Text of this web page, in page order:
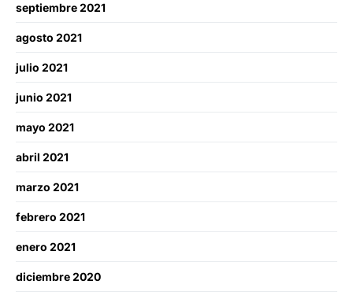
septiembre 2021
agosto 2021
julio 2021
junio 2021
mayo 2021
abril 2021
marzo 2021
febrero 2021
enero 2021
diciembre 2020